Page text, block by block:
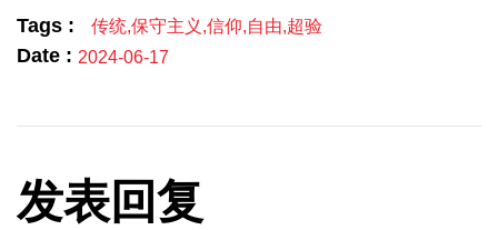
Tags : 传统,保守主义 ,信仰,自由,超验
Date : 2024-06-17
发表回复